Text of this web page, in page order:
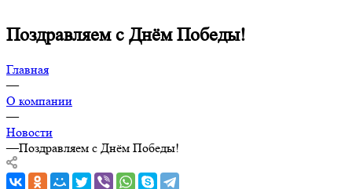
Поздравляем с Днём Победы!
Главная
—
О компании
—
Новости
—Поздравляем с Днём Победы!